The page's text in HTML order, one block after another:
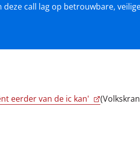
deze call lag op betrouwbare,
eerder van de ic kan'